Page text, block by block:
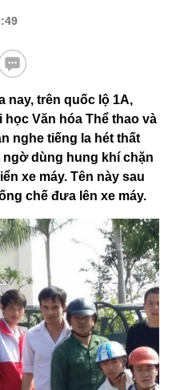
nay, trên quốc lộ 1A,
Văn hóa Thể thao và
nghe tiếng la hét thất
dùng hung khí chặn
xe máy. Tên này sau
chế đưa lên xe máy.